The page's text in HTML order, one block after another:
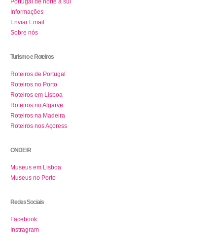
Portugal de norte a sul
Informações
Enviar Email
Sobre nós
Turismo e Roteiros
Roteiros de Portugal
Roteiros no Porto
Roteiros em Lisboa
Roteiros no Algarve
Roteiros na Madeira
Roteiros nos Açoress
ONDE IR
Museus em Lisboa
Museus no Porto
Redes Sociais
Facebook
Instragram